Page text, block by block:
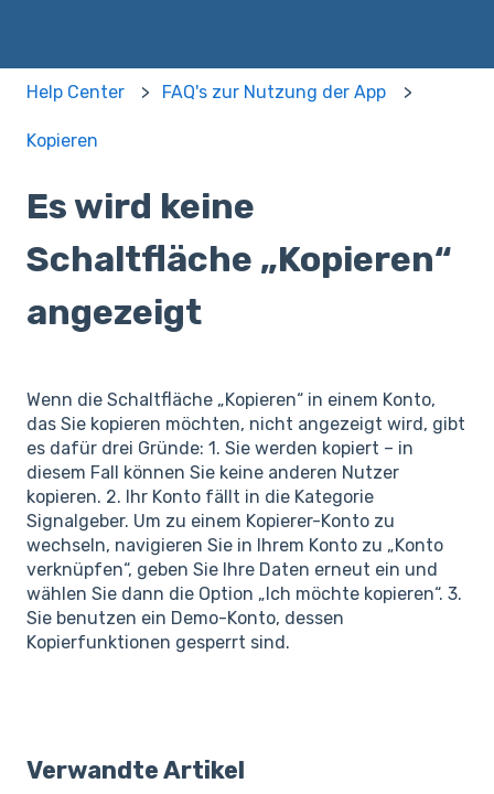
Help Center FAQ's zur Nutzung der App
Kopieren
Es wird keine
Schaltfläche „Kopieren“
angezeigt
Wenn die Schaltfläche „Kopieren“ in einem Konto,
das Sie kopieren möchten, nicht angezeigt wird, gibt
es dafür drei Gründe: 1. Sie werden kopiert – in
diesem Fall können Sie keine anderen Nutzer
kopieren. 2. Ihr Konto fällt in die Kategorie
Signalgeber. Um zu einem Kopierer-Konto zu
wechseln, navigieren Sie in Ihrem Konto zu „Konto
verknüpfen“, geben Sie Ihre Daten erneut ein und
wählen Sie dann die Option „Ich möchte kopieren“. 3.
Sie benutzen ein Demo-Konto, dessen
Kopierfunktionen gesperrt sind.
Verwandte Artikel